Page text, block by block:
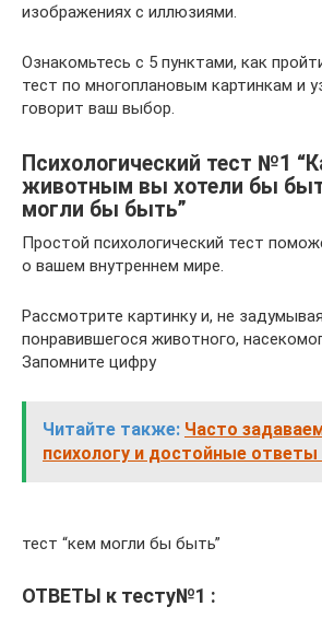
изображениях с иллюзиями.
Ознакомьтесь с 5 пунктами, как
тест по многоплановым картинкам и
говорит ваш выбор.
Психологический тест №1
животным вы хотели бы
могли бы быть”
Простой психологический тест
о вашем внутреннем мире.
Рассмотрите картинку и, не
понравившегося животного,
Запомните цифру
Читайте также: Часто
психологу и достойные ответы
тест “кем могли бы быть”
ОТВЕТЫ к тесту№1 :